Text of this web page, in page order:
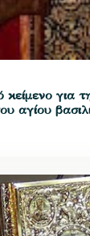
για
αγίου